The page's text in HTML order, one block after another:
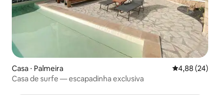
Casa ⋅ Palmeira 4,88 de uma
4,88 (24)
Casa de surfe — escapadinha exclusiva